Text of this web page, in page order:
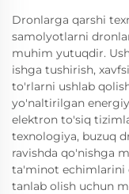
Dronlarga qarshi
samolyotlarni
muhim yutuqdir.
ishga tushirish,
to'rlarni ushlab
yo'naltirilgan
elektron to'siq
texnologiya, buzuq
ravishda qo'nishga
ta'minot echimlarini
tanlab olish uchun